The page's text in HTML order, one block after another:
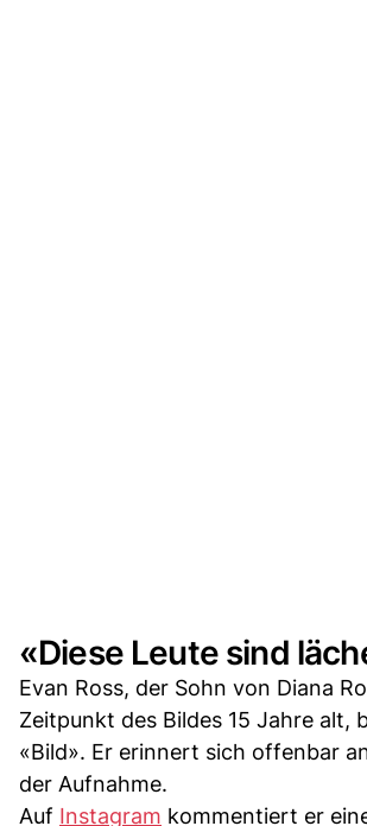
«Diese Leute sind
Evan Ross, der Sohn von Diana
Zeitpunkt des Bildes 15 Jahre alt,
«Bild». Er erinnert sich offenbar
der Aufnahme.
Auf Instagram kommentiert er